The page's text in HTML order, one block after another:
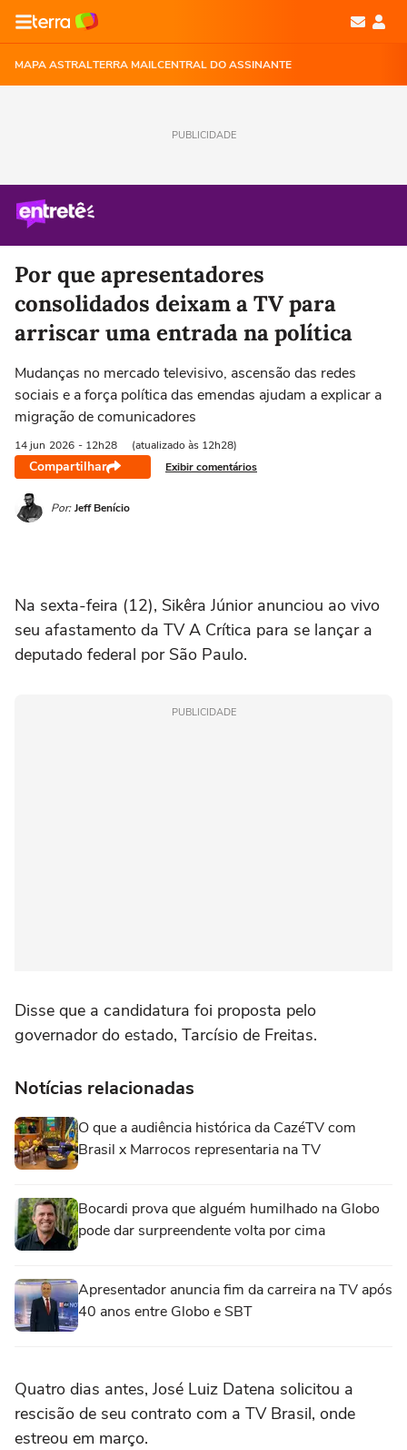
MAPA ASTRALTERRA MAILCENTRAL DO ASSINANTE
PUBLICIDADE
Por que apresentadores
consolidados deixam a TV para
arriscar uma entrada na política
Mudanças no mercado televisivo, ascensão das redes
sociais e a força política das emendas ajudam a explicar a
migração de comunicadores
14 jun 2026 - 12h28 (atualizado às 12h28)
Compartilhar Exibir comentários
Por: Jeff Benício
Na sexta-feira (12), Sikêra Júnior anunciou ao vivo
seu afastamento da TV A Crítica para se lançar a
deputado federal por São Paulo.
PUBLICIDADE
Disse que a candidatura foi proposta pelo
governador do estado, Tarcísio de Freitas.
Notícias relacionadas
O que a audiência histórica da CazéTV com
Brasil x Marrocos representaria na TV
Bocardi prova que alguém humilhado na Globo
pode dar surpreendente volta por cima
Apresentador anuncia fim da carreira na TV após
40 anos entre Globo e SBT
Quatro dias antes, José Luiz Datena solicitou a
rescisão de seu contrato com a TV Brasil, onde
estreou em março.